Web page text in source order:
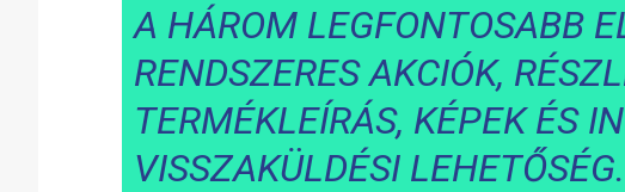
A HÁROM LEGFONTOSABB
RENDSZERES AKCIÓK,
TERMÉKLEÍRÁS, KÉPEK ÉS
VISSZAKÜLDÉSI LEHETŐSÉG.